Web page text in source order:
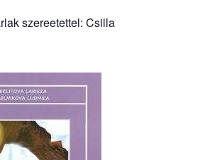
szereetettel: Csilla